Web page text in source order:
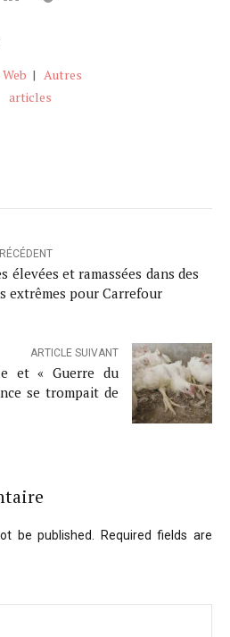
| Autres
articles
élevées et ramassées dans des
extrêmes pour Carrefour
ARTICLE SUIVANT
et « Guerre du
se trompait de
be published. Required fields are